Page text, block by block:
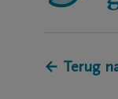
← Terug